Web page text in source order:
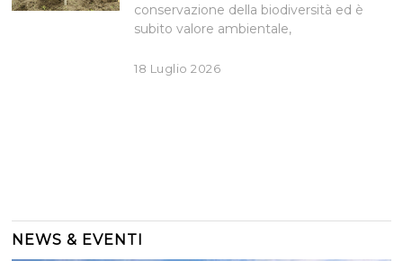
conservazione della biodiversità ed è
subito valore ambientale,
18 Luglio 2026
NEWS & EVENTI